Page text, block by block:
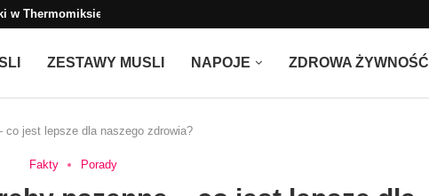
w Thermomixie: Przepisy Cookidoo (TM5, TM6,...
ZESTAWY MUSLI NAPOJE ZDROWA ŻYWNOŚĆ
co jest lepsze dla naszego zdrowia?
Fakty Porady